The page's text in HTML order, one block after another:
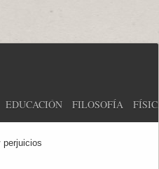
EDUCACIÓN FILOSOFÍA
perjuicios